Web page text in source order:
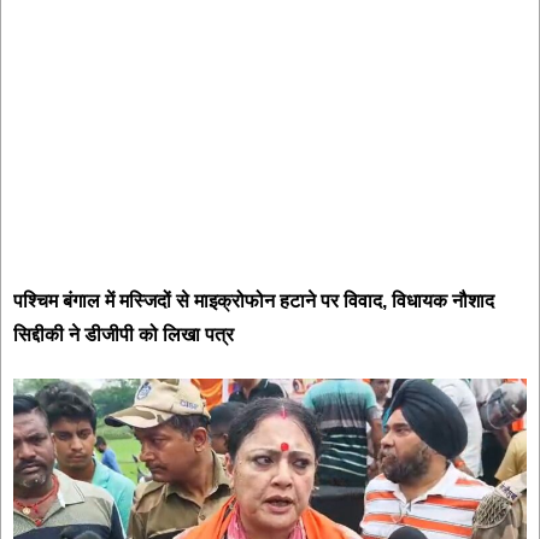
पश्चिम बंगाल में मस्जिदों से माइक्रोफोन हटाने पर विवाद, विधायक नौशाद
सिद्दीकी ने डीजीपी को लिखा पत्र